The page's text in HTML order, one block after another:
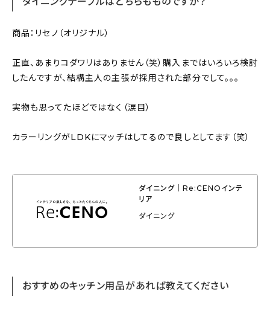
商品：リセノ（オリジナル）
正直、あまりコダワリはありません（笑）購入まではいろいろ検討
したんですが、結構主人の主張が採用された部分でして。。。
実物も思ってたほどではなく（涙目）
カラーリングがLDKにマッチはしてるので良しとしてます（笑）
ダイニング｜Re:CENOインテ
リア
ダイニング
おすすめのキッチン用品があれば教えてください